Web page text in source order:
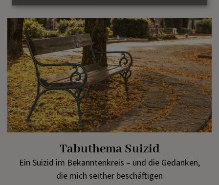
Tabuthema Suizid
Ein Suizid im Bekanntenkreis – und die Gedanken,
die mich seither beschäftigen